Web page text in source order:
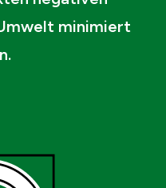
minimiert